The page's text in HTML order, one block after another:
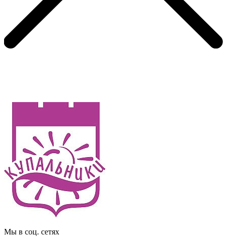
Мы в соц. сетях